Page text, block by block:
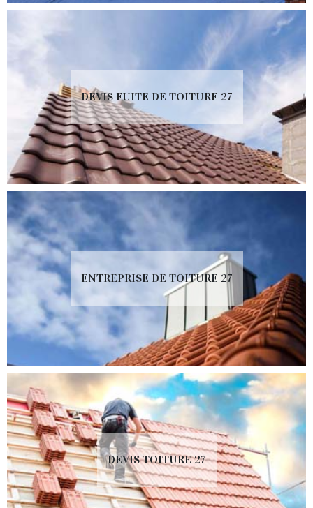
DEVIS FUITE DE TOITURE 27
ENTREPRISE DE TOITURE 27
DEVIS TOITURE 27